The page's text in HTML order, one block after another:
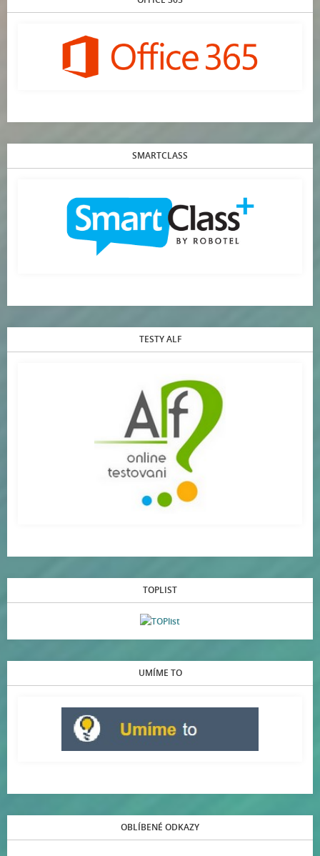
SMARTCLASS
TESTY ALF
TOPLIST
UMÍME TO
OBLÍBENÉ ODKAZY